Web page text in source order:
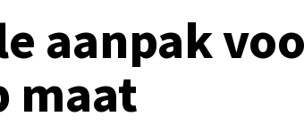
aanpak
maat